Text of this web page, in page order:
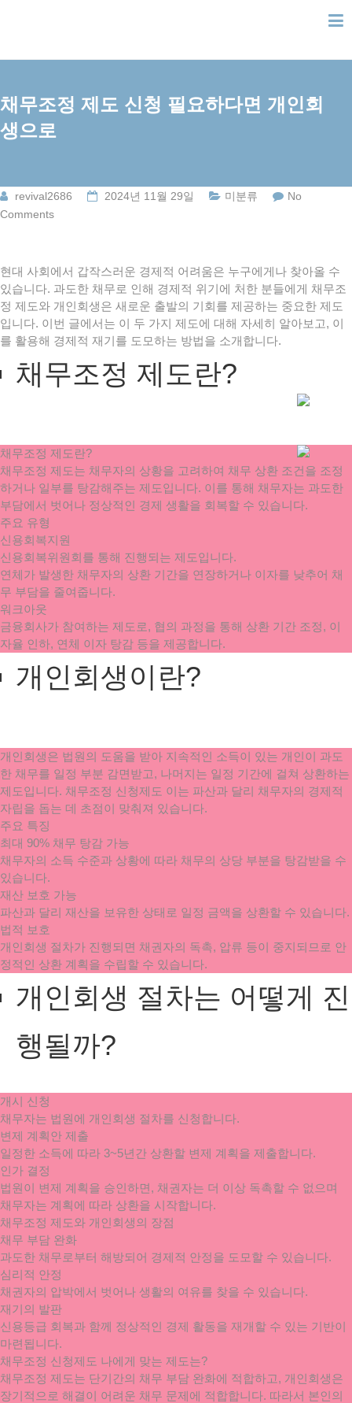
content
채무조정 제도 신청 필요하다면 개인회
생으로
revival2686 2024년 11월 29일 미분류
No
Comments
현대 사회에서 갑작스러운 경제적 어려움은 누구에게나 찾아올 수
있습니다. 과도한 채무로 인해 경제적 위기에 처한 분들에게 채무조
정 제도와 개인회생은 새로운 출발의 기회를 제공하는 중요한 제도
입니다. 이번 글에서는 이 두 가지 제도에 대해 자세히 알아보고, 이
를 활용해 경제적 재기를 도모하는 방법을 소개합니다.
채무조정 제도란?
채무조정 제도란?
채무조정 제도는 채무자의 상황을 고려하여 채무 상환 조건을 조정
하거나 일부를 탕감해주는 제도입니다. 이를 통해 채무자는 과도한
부담에서 벗어나 정상적인 경제 생활을 회복할 수 있습니다.
주요 유형
신용회복지원
신용회복위원회를 통해 진행되는 제도입니다.
연체가 발생한 채무자의 상환 기간을 연장하거나 이자를 낮추어 채
무 부담을 줄여줍니다.
워크아웃
금융회사가 참여하는 제도로, 협의 과정을 통해 상환 기간 조정, 이
자율 인하, 연체 이자 탕감 등을 제공합니다.
개인회생이란?
개인회생은 법원의 도움을 받아 지속적인 소득이 있는 개인이 과도
한 채무를 일정 부분 감면받고, 나머지는 일정 기간에 걸쳐 상환하는
제도입니다. 채무조정 신청제도 이는 파산과 달리 채무자의 경제적
자립을 돕는 데 초점이 맞춰져 있습니다.
주요 특징
최대 90% 채무 탕감 가능
채무자의 소득 수준과 상황에 따라 채무의 상당 부분을 탕감받을 수
있습니다.
재산 보호 가능
파산과 달리 재산을 보유한 상태로 일정 금액을 상환할 수 있습니다.
법적 보호
개인회생 절차가 진행되면 채권자의 독촉, 압류 등이 중지되므로 안
정적인 상환 계획을 수립할 수 있습니다.
개인회생 절차는 어떻게 진
행될까?
개시 신청
채무자는 법원에 개인회생 절차를 신청합니다.
변제 계획안 제출
일정한 소득에 따라 3~5년간 상환할 변제 계획을 제출합니다.
인가 결정
법원이 변제 계획을 승인하면, 채권자는 더 이상 독촉할 수 없으며
채무자는 계획에 따라 상환을 시작합니다.
채무조정 제도와 개인회생의 장점
채무 부담 완화
과도한 채무로부터 해방되어 경제적 안정을 도모할 수 있습니다.
심리적 안정
채권자의 압박에서 벗어나 생활의 여유를 찾을 수 있습니다.
재기의 발판
신용등급 회복과 함께 정상적인 경제 활동을 재개할 수 있는 기반이
마련됩니다.
채무조정 신청제도 나에게 맞는 제도는?
채무조정 제도는 단기간의 채무 부담 완화에 적합하고, 개인회생은
장기적으로 해결이 어려운 채무 문제에 적합합니다. 따라서 본인의